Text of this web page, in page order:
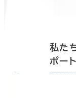
私た
ポー